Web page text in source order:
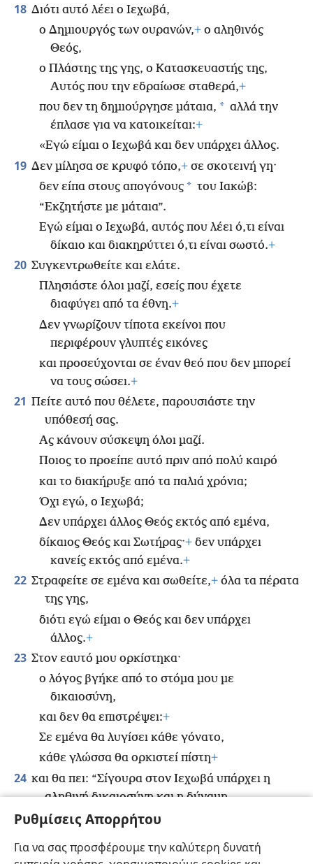
Ρυθμίσεις Απορρήτου
Για να σας προσφέρουμε την καλύτερη δυνατή
18 Διότι αυτό λέει ο Ιεχωβά,
ο Δημιουργός των ουρανών,+ ο αληθινός
Θεός,
ο Πλάστης της γης, ο Κατασκευαστής της,
Αυτός που την εδραίωσε σταθερά,+
που δεν τη δημιούργησε μάταια, * αλλά την
έπλασε για να κατοικείται:+
«Εγώ είμαι ο Ιεχωβά και δεν υπάρχει άλλος.
19 Δεν μίλησα σε κρυφό τόπο,+ σε σκοτεινή γη·
δεν είπα στους απογόνους * του Ιακώβ:
“Εκζητήστε με μάταια”.
Εγώ είμαι ο Ιεχωβά, αυτός που λέει ό,τι είναι
δίκαιο και διακηρύττει ό,τι είναι σωστό.+
20 Συγκεντρωθείτε και ελάτε.
Πλησιάστε όλοι μαζί, εσείς που έχετε
διαφύγει από τα έθνη.+
Δεν γνωρίζουν τίποτα εκείνοι που
περιφέρουν γλυπτές εικόνες
και προσεύχονται σε έναν θεό που δεν μπορεί
να τους σώσει.+
21 Πείτε αυτό που θέλετε, παρουσιάστε την
υπόθεσή σας.
Ας κάνουν σύσκεψη όλοι μαζί.
Ποιος το προείπε αυτό πριν από πολύ καιρό
και το διακήρυξε από τα παλιά χρόνια;
Όχι εγώ, ο Ιεχωβά;
Δεν υπάρχει άλλος Θεός εκτός από εμένα,
δίκαιος Θεός και Σωτήρας·+ δεν υπάρχει
κανείς εκτός από εμένα.+
22 Στραφείτε σε εμένα και σωθείτε,+ όλα τα πέρατα
της γης,
διότι εγώ είμαι ο Θεός και δεν υπάρχει
άλλος.+
23 Στον εαυτό μου ορκίστηκα·
ο λόγος βγήκε από το στόμα μου με
δικαιοσύνη,
και δεν θα επιστρέψει:+
Σε εμένα θα λυγίσει κάθε γόνατο,
κάθε γλώσσα θα ορκιστεί πίστη+
24 και θα πει: “Σίγουρα στον Ιεχωβά υπάρχει η
αληθινή δικαιοσύνη και η δύναμη.
Όλοι όσοι εξοργίζονται εναντίον του θα
25 Χάρη στον Ιεχωβά όλοι οι απόγονοι * του Ισραήλ